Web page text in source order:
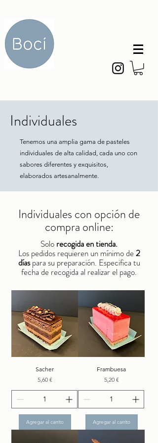
Individuales
Tenemos una amplia gama de pasteles
individuales de alta calidad, cada uno con
sabores diferentes y exquisitos,
elaborados artesanalmente.
Individuales con opción de
compra online:
Solo recogida en tienda.
Los pedidos requieren un mínimo de2
díaspara su preparación. Especifica tu
fecha de recogida al realizar el pago.
Sacher
Precio
5,60 €
Agregar al carrito
Frambuesa
Precio
5,20 €
Agregar al carrito